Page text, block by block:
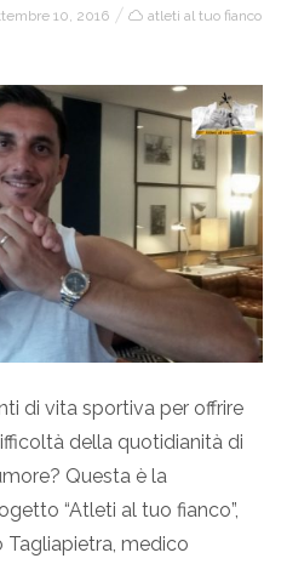
10, 2016
atleti al tuo fianco
di vita sportiva per offrire
della quotidianità di
Questa è la
“Atleti al tuo fianco”,
medico